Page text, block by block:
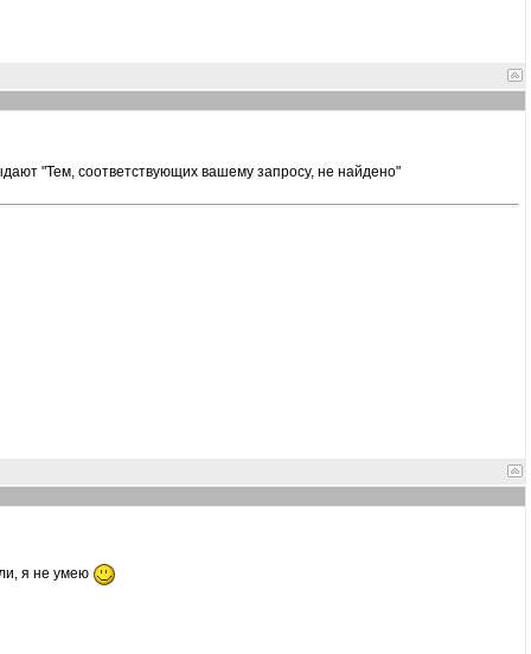
"Тем, соответствующих вашему запросу, не найдено"
я не умею